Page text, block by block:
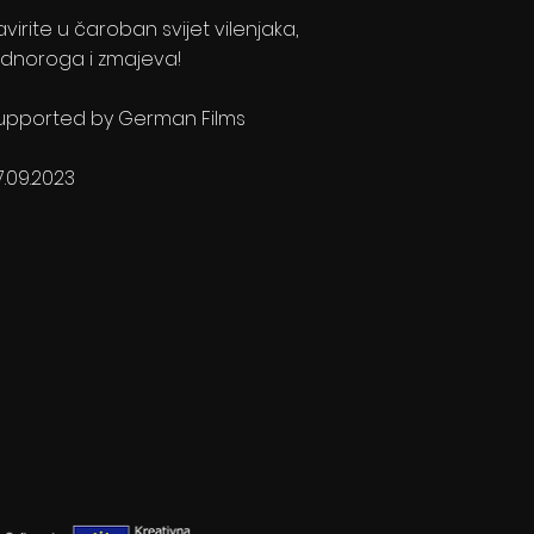
u čaroban svijet vilenjaka,
i zmajeva!
by German Films